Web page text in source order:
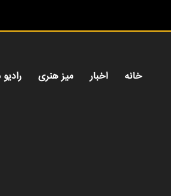
خانه اخبار میز هنری